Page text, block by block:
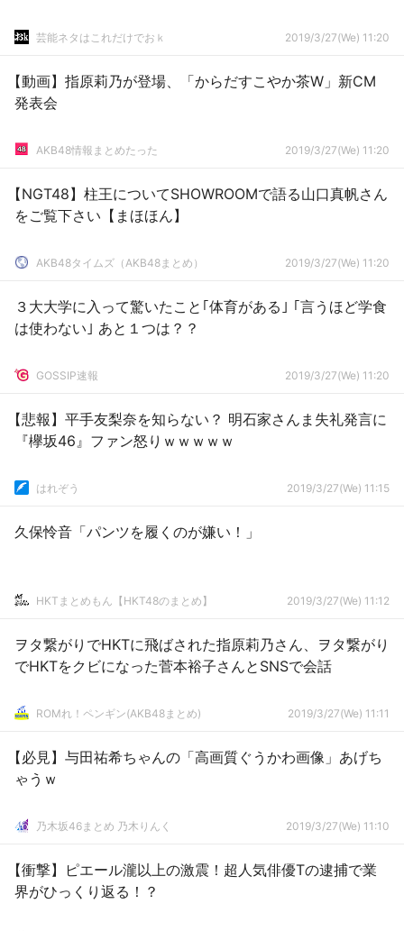
芸能ネタはこれだけでおｋ 2019/3/27(We) 11:20
【動画】指原莉乃が登場、「からだすこやか茶W」新CM
発表会
AKB48情報まとめたった 2019/3/27(We) 11:20
【NGT48】柱王についてSHOWROOMで語る山口真帆さん
をご覧下さい【まほほん】
AKB48タイムズ（AKB48まとめ） 2019/3/27(We) 11:20
３大大学に入って驚いたこと｢体育がある｣ ｢言うほど学食
は使わない｣ あと１つは？？
GOSSIP速報 2019/3/27(We) 11:20
【悲報】平手友梨奈を知らない？ 明石家さんま失礼発言に
『欅坂46』ファン怒りｗｗｗｗｗ
はれぞう 2019/3/27(We) 11:15
久保怜音「パンツを履くのが嫌い！」
HKTまとめもん【HKT48のまとめ】 2019/3/27(We) 11:12
ヲタ繋がりでHKTに飛ばされた指原莉乃さん、ヲタ繋がり
でHKTをクビになった菅本裕子さんとSNSで会話
ROMれ！ペンギン(AKB48まとめ) 2019/3/27(We) 11:11
【必見】与田祐希ちゃんの「高画質ぐうかわ画像」あげち
ゃうｗ
乃木坂46まとめ 乃木りんく 2019/3/27(We) 11:10
【衝撃】ピエール瀧以上の激震！超人気俳優Tの逮捕で業
界がひっくり返る！？